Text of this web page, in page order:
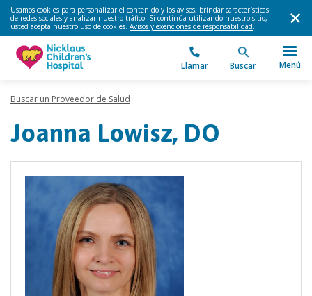
Usamos cookies para personalizar el contenido y los avisos, brindar características
de redes sociales y analizar nuestro tráfico. Si continúa utilizando nuestro sitio,
usted acepta nuestro uso de cookies. Avisos y exenciones de responsabilidad.
Llamar Buscar Menú
Buscar un Proveedor de Salud
Joanna Lowisz, DO